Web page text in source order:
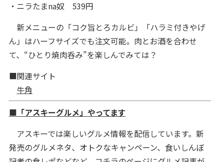
・ニラたまna奴 539円
新メニューの「コク旨とろカルビ」「ハラミ付きやげ
ん」はハーフサイズでも注文可能。肉とお酒を合わせ
て、“ひとり焼肉呑み”を楽しんでみては？
■関連サイト
牛角
■「アスキーグルメ」やってます
アスキーでは楽しいグルメ情報を配信しています。新
発売のグルメネタ、オトクなキャンペーン、食いしんぼ